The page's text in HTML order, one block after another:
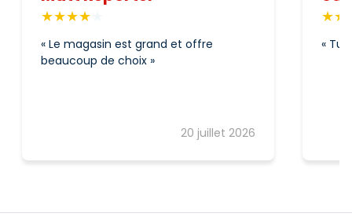
20 juillet 2026
Le magasin est grand et offre
beaucoup de choix
Tu